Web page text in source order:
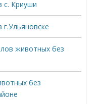
с. Криуши
животных без
без